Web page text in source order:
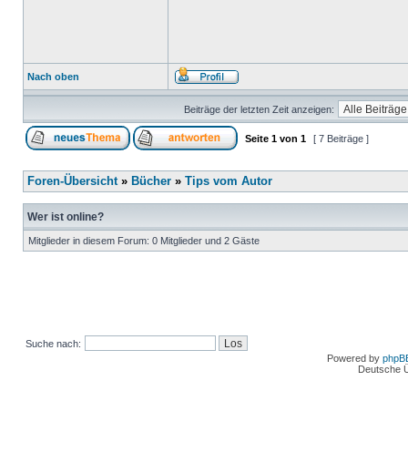
Nach oben
Beiträge der letzten Zeit anzeigen:
Seite 1 von 1 [ 7 Beiträge ]
Foren-Übersicht» Bücher » Tips vom Autor
Wer ist online?
Mitglieder in diesem Forum: 0 Mitglieder und 2 Gäste
Suche nach:
Powered by
Deutsche